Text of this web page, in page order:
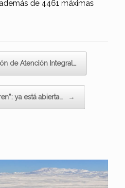
de 4461 máximas
de Atención Integral…
ya está abierta… →